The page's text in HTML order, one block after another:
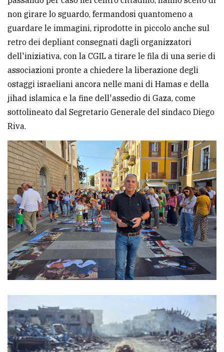
non girare lo sguardo, fermandosi quantomeno a
guardare le immagini, riprodotte in piccolo anche sul
retro dei depliant consegnati dagli organizzatori
dell'iniziativa, con la CGIL a tirare le fila di una serie di
associazioni pronte a chiedere la liberazione degli
ostaggi israeliani ancora nelle mani di Hamas e della
jihad islamica e la fine dell'assedio di Gaza, come
sottolineato dal Segretario Generale del sindaco Diego
Riva.